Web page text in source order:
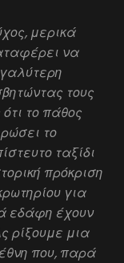
μερικά
να
τους
το πάθος
το
ταξίδι
πρόκριση
για
εδάφη έχουν
ρίξουμε μια
που, παρά